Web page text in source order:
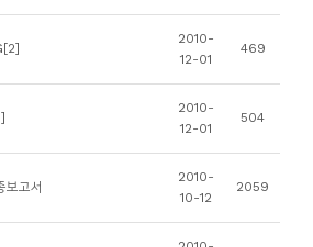
2010-
12-01
469
2010-
12-01
504
보고서
2010-
10-12
2059